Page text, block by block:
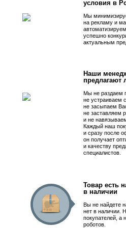
условия в
Мы
на рекламу и
успешно
актуальным
Наши
предлагают
Мы не раздаем
не устраиваем
не засыпаем
не заставляем
и не
Каждый наш
и сразу после
он получает
и качеству
специалистов.
Товар есть
в наличии
Вы не найдете
нет в наличии.
покупателей, а
роботов.